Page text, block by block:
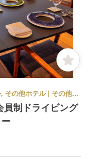
リゾートホテル, ラグジュアリーホテル, その他ホテル | その他部門 | フレンチ, 和食 | その他(仕事内容) | THE MAGARIGAWA CLUB
員制ドライビング